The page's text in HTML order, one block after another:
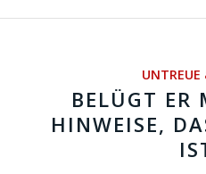
UNTREUE
BELÜGT ER
HINWEISE,